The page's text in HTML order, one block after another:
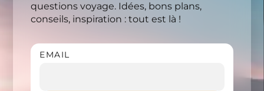
questions voyage. Idées, bons plans,
conseils, inspiration : tout est là !
EMAIL